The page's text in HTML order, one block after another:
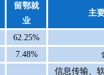
留鄂就
业
主
62.25%
7.48%
信息传输、